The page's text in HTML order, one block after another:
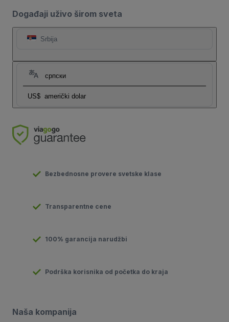
Događaji uživo širom sveta
Srbija
српски
US$ američki dolar
Bezbednosne provere svetske klase
Transparentne cene
100% garancija narudžbi
Podrška korisnika od početka do kraja
Naša kompanija